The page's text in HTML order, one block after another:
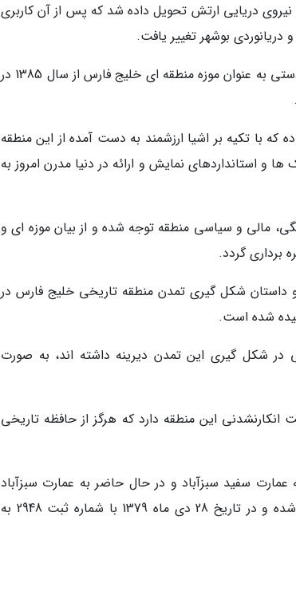
دریایی ارتش تحویل داده شد که پس از آن کاربری
بوشهر تغییر یافت.
بازسازی این بنا از طرف وزارت میراث فرهنگی، گردشگری و صنایع دستی به عنوان موزه منطقه ای خلیج فارس از سال 1385 در
با تکیه بر اشیا ارزشمند به دست آمده از این منطقه
و استانداردهای نمایش و ارائه در دنیا مدرن امروز به
مالی و سیاسی منطقه توجه شده و از بیان موزه ای و
برداری گردد.
و داستان شکل گیری تمدن منطقه تاریخی خلیج فارس در
شده است.
شکل گیری این تمدن دیرینه داشته اند، به صورت
انکارنشدنی این منطقه دارد که هرگز از حافظه تاریخی
سفید سبزآباد و در حال حاضر به عمارت سبزآباد
شهرت دارد. این بنا تحت تاثیر معماری سنتی شهر بوشهر ساخته شده و در تاریخ 28 دی ماه 1379 با شماره ثبت 2948 به